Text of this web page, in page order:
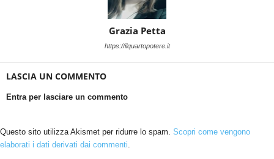
Grazia Petta
https://ilquartopotere.it
LASCIA UN COMMENTO
Entra per lasciare un commento
Questo sito utilizza Akismet per ridurre lo spam. Scopri come vengono
elaborati i dati derivati dai commenti